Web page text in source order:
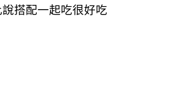
說搭配一起吃很好吃